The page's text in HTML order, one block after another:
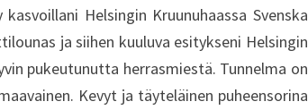
Helsingin Kruunuhaassa Svenska
ja siihen kuuluva esitykseni Helsingin
pukeutunutta herrasmiestä. Tunnelma on
Kevyt ja täyteläinen puheensorina